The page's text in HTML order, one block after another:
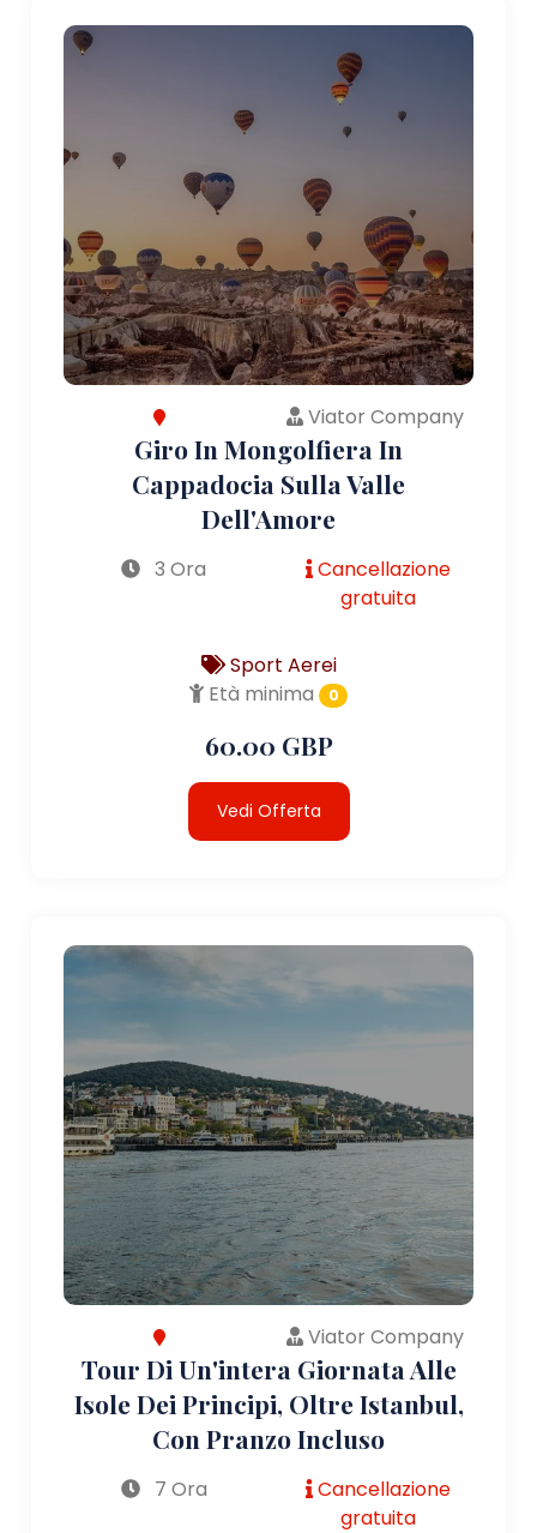
Viator Company
Giro In Mongolfiera In
Cappadocia Sulla Valle
Dell'Amore
3 Ora
Cancellazione
gratuita
Sport Aerei
Età minima
0
60.00 GBP
Vedi Offerta
Viator Company
Tour Di Un'intera Giornata Alle
Isole Dei Principi, Oltre Istanbul,
Con Pranzo Incluso
7 Ora
Cancellazione
gratuita